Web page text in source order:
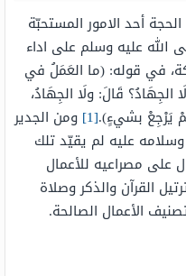
أحد الامور المستحبّة
عليه وسلم على اداء
في قوله: (ما العَمَلُ في
قَالَ: ولَا الجِهَادُ،
يَرْجِعْ بشيءٍ).[1]
ومن الجدير
عليه لم يقيّد تلك
على مصراعيه للأعمال
القرآن والذكر وصلاة
الأعمال الصالحة.